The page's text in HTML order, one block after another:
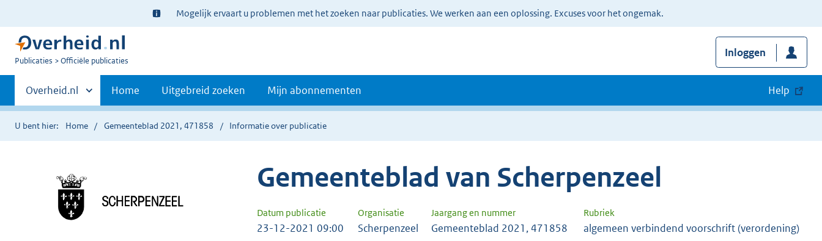
Ter
informatie:
Mogelijk ervaart u problemen met het zoeken naar publicaties. We werken aan een oplossing. Excuses voor het ongemak.
U
Publicaties Officiële publicaties
Inloggen
Primaire
navigatie
Andere
sites
binnen
Overheid.nl Home Uitgebreid zoeken Mijn abonnementen Help
U bent hier: Home Gemeenteblad 2021, 471858 Informatie over publicatie
Gemeenteblad van Scherpenzeel
Datum publicatie Organisatie Jaargang en nummer Rubriek
23-12-2021 09:00 Scherpenzeel Gemeenteblad 2021, 471858 algemeen verbindend voorschrift (verordening)